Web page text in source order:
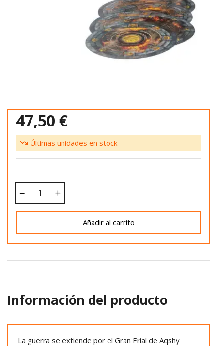
47,50 €
Últimas unidades en stock
Añadir al carrito
Información del producto
La guerra se extiende por el Gran Erial de Aqshy